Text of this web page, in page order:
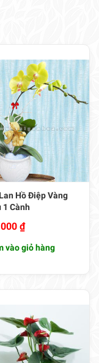
Hồ Điệp Vàng
1 Cành
₫
vào giỏ hàng